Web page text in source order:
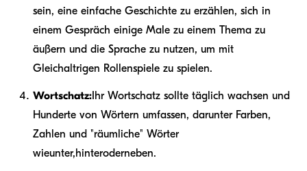
sein, eine einfache Geschichte zu erzählen, sich in
einem Gespräch einige Male zu einem Thema zu
äußern und die Sprache zu nutzen, um mit
Gleichaltrigen Rollenspiele zu spielen.
Wortschatz: Ihr Wortschatz sollte täglich wachsen und
Hunderte von Wörtern umfassen, darunter Farben,
Zahlen und "räumliche" Wörter
wieunter,hinteroderneben.